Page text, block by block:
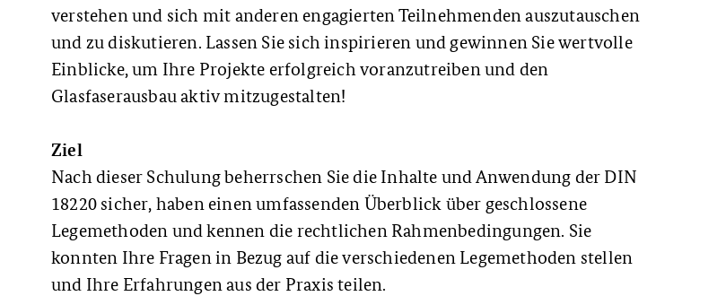
verstehen und sich mit anderen engagierten Teilnehmenden auszutauschen
und zu diskutieren. Lassen Sie sich inspirieren und gewinnen Sie wertvolle
Einblicke, um Ihre Projekte erfolgreich voranzutreiben und den
Glasfaserausbau aktiv mitzugestalten!
Ziel
Nach dieser Schulung beherrschen Sie die Inhalte und Anwendung der DIN
18220 sicher, haben einen umfassenden Überblick über geschlossene
Legemethoden und kennen die rechtlichen Rahmenbedingungen. Sie
konnten Ihre Fragen in Bezug auf die verschiedenen Legemethoden stellen
und Ihre Erfahrungen aus der Praxis teilen.